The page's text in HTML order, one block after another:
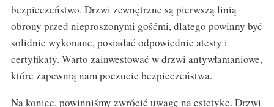
bezpieczeństwo. Drzwi zewnętrzne są pierwszą linią
obrony przed nieproszonymi gośćmi, dlatego powinny być
solidnie wykonane, posiadać odpowiednie atesty i
certyfikaty. Warto zainwestować w drzwi antywłamaniowe,
które zapewnią nam poczucie bezpieczeństwa.
Na koniec, powinniśmy zwrócić uwagę na estetykę. Drzwi